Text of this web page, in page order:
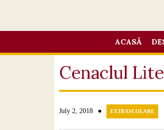
ACASĂ
Cenaclul
July 2, 2018 ● EXTRASCOLARE